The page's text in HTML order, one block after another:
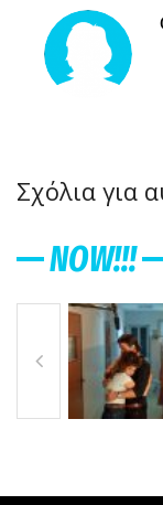
Σχόλια για
NOW!!!